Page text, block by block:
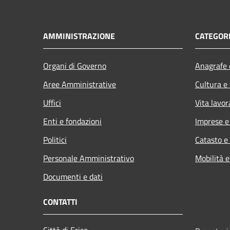
AMMINISTRAZIONE
Organi di Governo
Aree Amministrative
Uffici
Enti e fondazioni
Politici
Personale Amministrativo
Documenti e dati
Cultura
Vita
Imprese
Catasto
Mobilità
CONTATTI